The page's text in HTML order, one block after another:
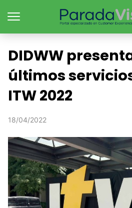
DIDWW
últimos
ITW 2022
18/04/2022